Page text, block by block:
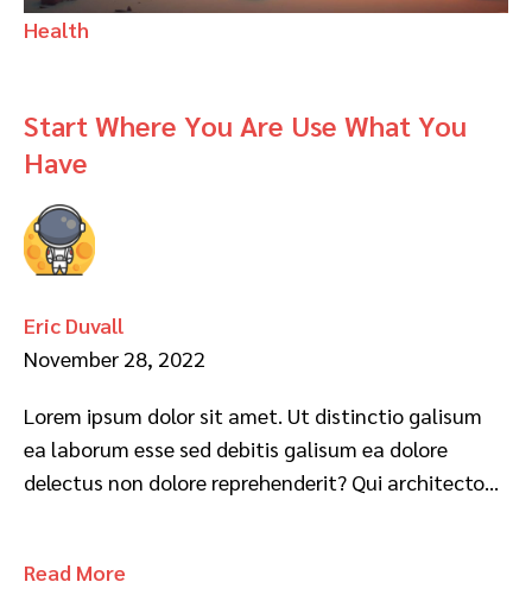
Health
Start Where You Are Use What You
Have
Eric Duvall
November 28, 2022
Lorem ipsum dolor sit amet. Ut distinctio galisum
ea laborum esse sed debitis galisum ea dolore
delectus non dolore reprehenderit? Qui architecto…
Read More